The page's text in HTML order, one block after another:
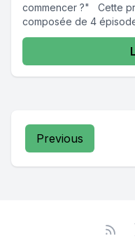
commencer ?" Cette
composée de 4
Previous